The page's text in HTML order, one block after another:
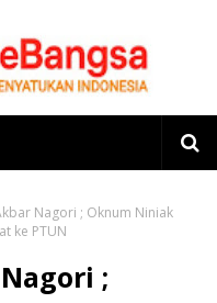
Nagori ; Oknum Niniak
ke PTUN
;